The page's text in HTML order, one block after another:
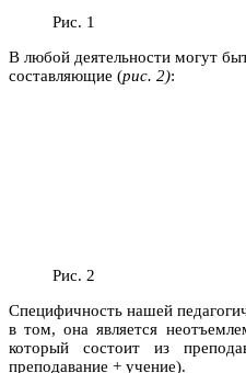
Рис. 1
В любой деятельности могут
составляющие (рис. 2):
Рис. 2
Специфичность нашей
в том, она является
который состоит из
преподавание + учение).